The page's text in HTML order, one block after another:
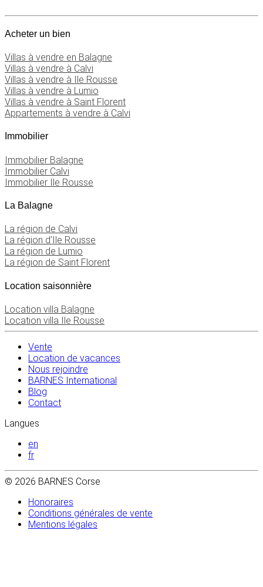
Acheter un bien
Villas à vendre en Balagne
Villas à vendre à Calvi
Villas à vendre à Ile Rousse
Villas à vendre à Lumio
Villas à vendre à Saint Florent
Appartements à vendre à Calvi
Immobilier
Immobilier Balagne
Immobilier Calvi
Immobilier Ile Rousse
La Balagne
La région de Calvi
La région d’Ile Rousse
La région de Lumio
La région de Saint Florent
Location saisonnière
Location villa Balagne
Location villa Ile Rousse
Vente
Location de vacances
Nous rejoindre
BARNES International
Blog
Contact
Langues
en
fr
© 2026 BARNES Corse
Honoraires
Conditions générales de vente
Mentions légales